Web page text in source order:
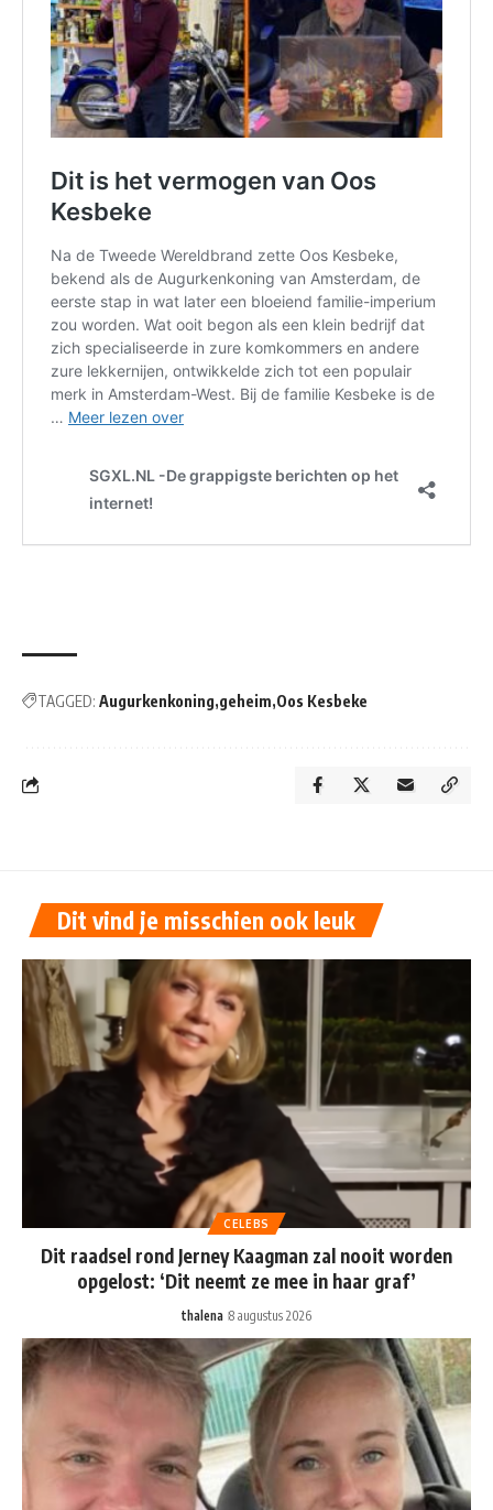
TAGGED: Augurkenkoning geheim Oos Kesbeke
Dit vind je misschien ook leuk
CELEBS
Dit raadsel rond Jerney Kaagman zal nooit worden
opgelost: ‘Dit neemt ze mee in haar graf’
thalena 8 augustus 2026